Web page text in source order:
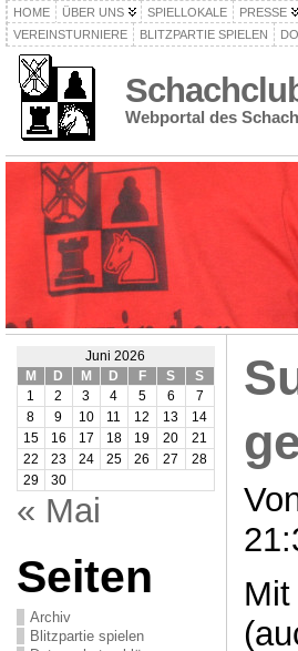
HOME ÜBER UNS SPIELLOKALE PRESSE
VEREINSTURNIERE
BLITZPARTIE SPIELEN
Webportal des
Juni 2026
M
D M D F S
S
1
2 3 4 5 6
7
8
9 10 11 12 13
14
15
16 17 18 19 20
21
22
23 24 25 26 27
28
29
30
« Mai
Seiten
Archiv
Blitzpartie spielen